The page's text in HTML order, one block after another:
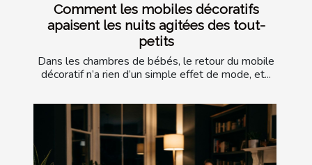
Comment les mobiles décoratifs
apaisent les nuits agitées des tout-
petits
Dans les chambres de bébés, le retour du mobile
décoratif n’a rien d’un simple effet de mode, et...